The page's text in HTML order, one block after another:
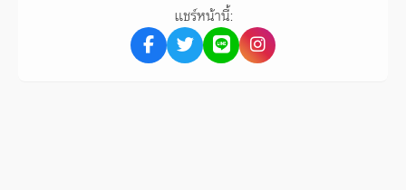
แชร์หน้านี้: